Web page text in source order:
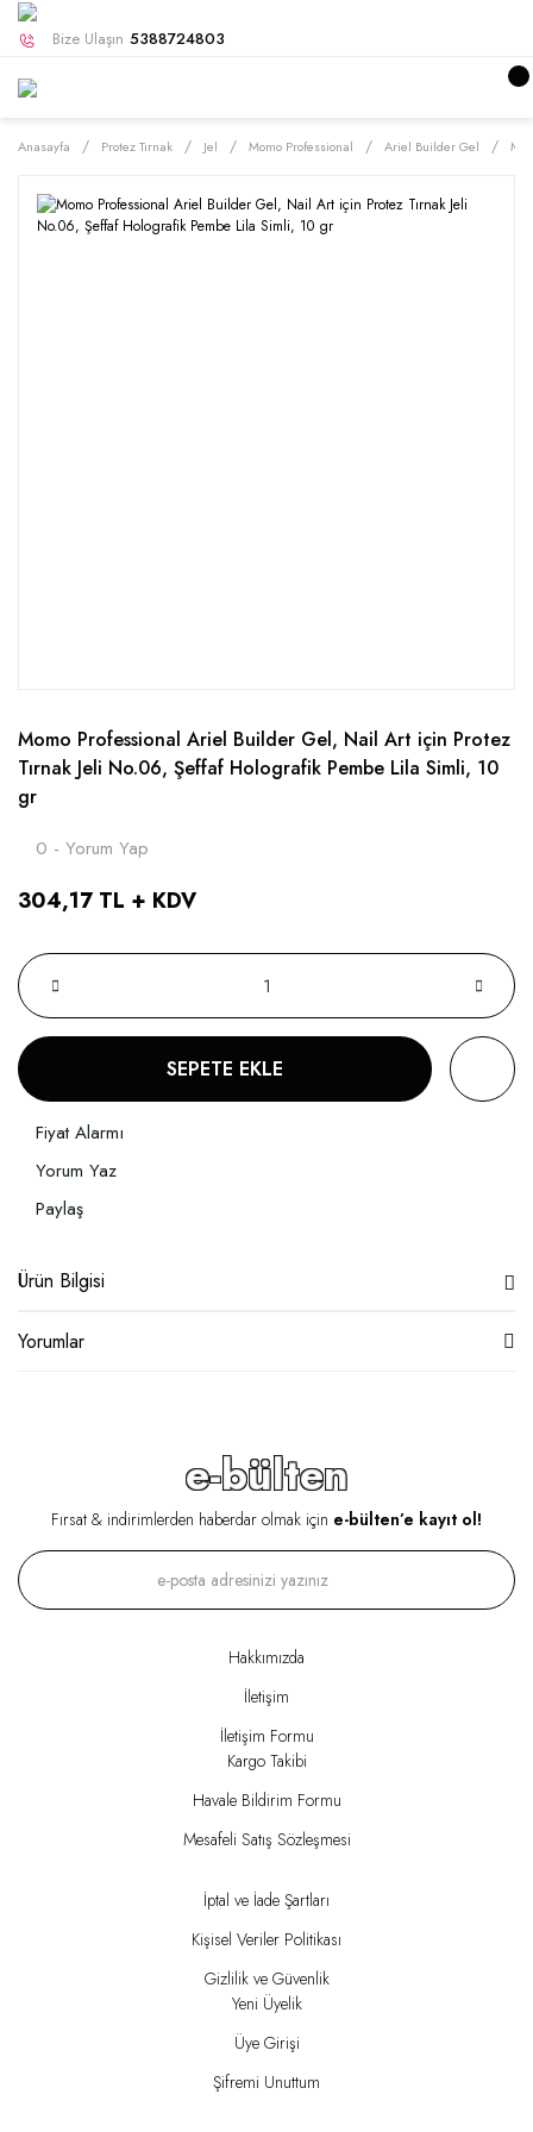
Bize Ulaşın 5388724803
Anasayfa Protez Tırnak Jel Momo Professional Ariel Builder Gel
Momo Professional Ariel Builder Gel, Nail Art için Protez
Tırnak Jeli No.06, Şeffaf Holografik Pembe Lila Simli, 10
gr
0 - Yorum Yap
304,17 TL + KDV
SEPETE EKLE
Fiyat Alarmı
Yorum Yaz
Paylaş
Ürün Bilgisi
Yorumlar
e-bülten
Fırsat & indirimlerden haberdar olmak için e-bülten’e kayıt ol!
Hakkımızda
İletişim
İletişim Formu
Kargo Takibi
Havale Bildirim Formu
Mesafeli Satış Sözleşmesi
İptal ve İade Şartları
Kişisel Veriler Politikası
Gizlilik ve Güvenlik
Yeni Üyelik
Üye Girişi
Şifremi Unuttum